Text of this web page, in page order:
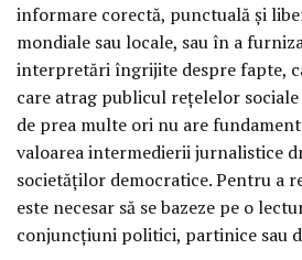
informare corectă, punctuală și
mondiale sau locale, sau în a
interpretări îngrijite despre fapte,
care atrag publicul rețelelor
de prea multe ori nu are
valoarea intermedierii jurnalistice
societăților democratice. Pentru a
este necesar să se bazeze pe o
conjuncțiuni politici, partinice sau